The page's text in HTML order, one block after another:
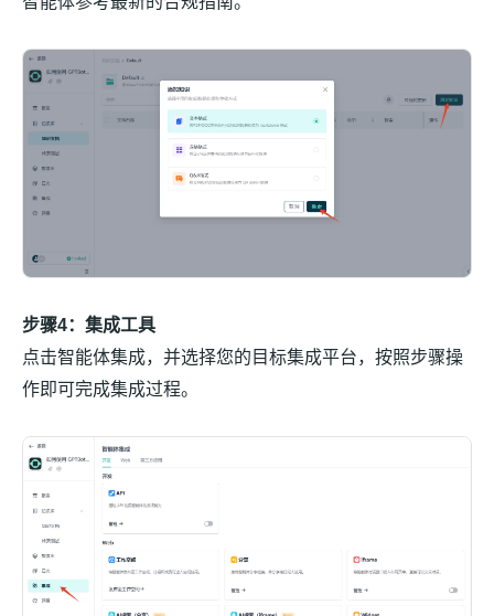
步骤4：集成工具
点击智能体集成，并选择您的目标集成平台，按照步骤操
作即可完成集成过程。